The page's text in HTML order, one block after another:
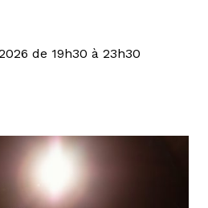
de 19h30 à 23h30